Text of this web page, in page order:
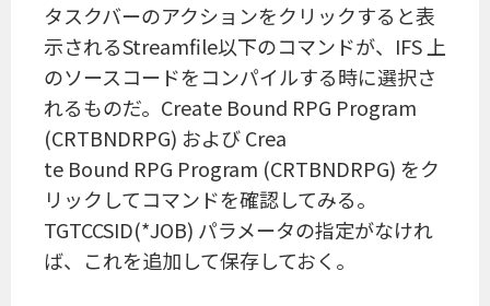
タスクバーのアクションをクリックすると表
示されるStreamfile以下のコマンドが、IFS 上
のソースコードをコンパイルする時に選択さ
れるものだ。Create Bound RPG Program
(CRTBNDRPG) および Crea
te Bound RPG Program (CRTBNDRPG) をク
リックしてコマンドを確認してみる。
TGTCCSID(*JOB) パラメータの指定がなけれ
ば、これを追加して保存しておく。